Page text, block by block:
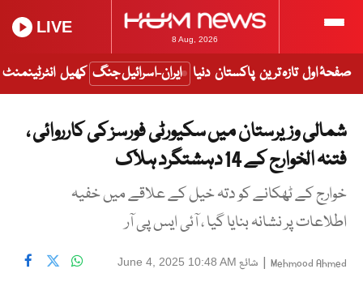
8 Aug, 2026
LIVE
صفحۂ اول تازہ ترین پاکستان دنیا ایران-اسرائیل جنگ کھیل انٹرٹینمنٹ
شمالی وزیرستان میں سکیورٹی فورسز کی کارروائی ،
فتنہ الخوارج کے 14 دہشتگرد ہلاک
خوارج کے ٹھکانے کو دتہ خیل کے علاقے میں خفیہ
اطلاعات پر نشانہ بنایا گیا ، آئی ایس پی آر
Mehmood Ahmed
| شائع June 4, 2025 10:48 AM